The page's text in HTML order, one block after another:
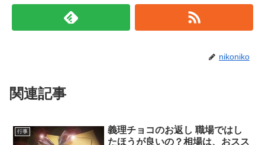
nikoniko
関連記事
行事
義理チョコのお返し 職場ではし
たほうが良いの？相場は、おスス